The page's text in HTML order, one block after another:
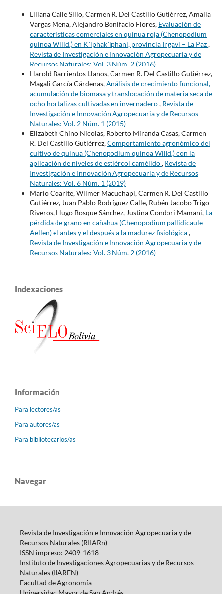
Liliana Calle Sillo, Carmen R. Del Castillo Gutiérrez, Amalia
Vargas Mena, Alejandro Bonifacio Flores, Evaluación de
características comerciales en quinua roja (Chenopodium
quinoa Willd.) en K´iphak´iphani, provincia Ingavi – La Paz,
Revista de Investigación e Innovación Agropecuaria y de
Recursos Naturales: Vol. 3 Núm. 2 (2016)
Harold Barrientos Llanos, Carmen R. Del Castillo Gutiérrez,
Magali García Cárdenas,Análisis de crecimiento funcional,
acumulación de biomasa y translocación de materia seca de
ocho hortalizas cultivadas en invernadero, Revista de
Investigación e Innovación Agropecuaria y de Recursos
Naturales: Vol. 2 Núm. 1 (2015)
Elizabeth Chino Nicolas, Roberto Miranda Casas, Carmen
R. Del Castillo Gutiérrez,Comportamiento agronómico del
cultivo de quinua (Chenopodium quinoa Willd.) con la
aplicación de niveles de estiércol camélido, Revista de
Investigación e Innovación Agropecuaria y de Recursos
Naturales: Vol. 6 Núm. 1 (2019)
Mario Coarite, Wilmer Macuchapi, Carmen R. Del Castillo
Gutiérrez, Juan Pablo Rodríguez Calle, Rubén Jacobo Trigo
Riveros, Hugo Bosque Sánchez, Justina Condori Mamani, La
pérdida de grano en cañahua (Chenopodium pallidicaule
Aellen) el antes y el después a la madurez fisiológica,
Revista de Investigación e Innovación Agropecuaria y de
Recursos Naturales: Vol. 3 Núm. 2 (2016)
Indexaciones
Información
Para lectores/as
Para autores/as
Para bibliotecarios/as
Navegar
Revista de Investigación e Innovación Agropecuaria y de
Recursos Naturales (RIIARn)
ISSN impreso: 2409-1618
Instituto de Investigaciones Agropecuarias y de Recursos
Naturales (IIAREN)
Facultad de Agronomía
Universidad Mayor de San Andrés